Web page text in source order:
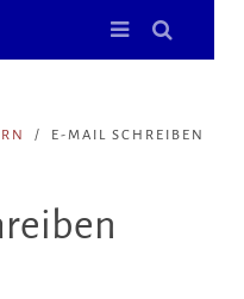
E-MAIL SCHREIBEN